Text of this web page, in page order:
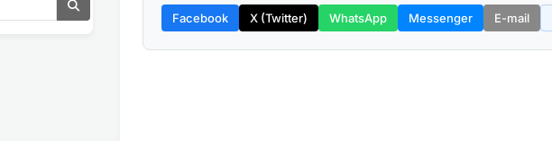
Facebook X (Twitter) WhatsApp Messenger E-mail